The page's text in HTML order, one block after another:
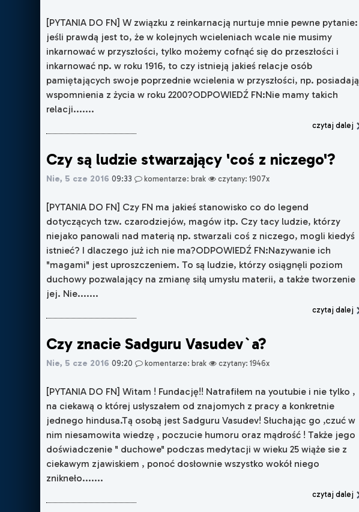
[PYTANIA DO FN] W związku z reinkarnacją nurtuje mnie pewne pytanie:
jeśli prawdą jest to, że w kolejnych wcieleniach wcale nie musimy
inkarnować w przyszłości, tylko możemy cofnąć się do przeszłości i
inkarnować np. w roku 1916, to czy istnieją jakieś relacje osób
pamiętających swoje poprzednie wcielenia w przyszłości, np. posiadają
wspomnienia z życia w roku 2200?ODPOWIEDŹ FN:Nie mamy takich
relacji.......
czytaj dalej
Czy są ludzie stwarzający 'coś z niczego'?
Nie, 5 cze 2016 09:33 komentarze: brak czytany: 1907x
[PYTANIA DO FN] Czy FN ma jakieś stanowisko co do legend
dotyczących tzw. czarodziejów, magów itp. Czy tacy ludzie, którzy
niejako panowali nad materią np. stwarzali coś z niczego, mogli kiedyś
istnieć? I dlaczego już ich nie ma?ODPOWIEDŹ FN:Nazywanie ich
"magami" jest uproszczeniem. To są ludzie, którzy osiągnęli poziom
duchowy pozwalający na zmianę siłą umysłu materii, a także tworzenie
jej. Nie.......
czytaj dalej
Czy znacie Sadguru Vasudev`a?
Nie, 5 cze 2016 09:20 komentarze: brak czytany: 1946x
[PYTANIA DO FN] Witam ! Fundację!! Natrafiłem na youtubie i nie tylko ,
na ciekawą o której usłyszałem od znajomych z pracy a konkretnie
jednego hindusa.Tą osobą jest Sadguru Vasudev! Słuchając go ,czuć w
nim niesamowita wiedzę , poczucie humoru oraz mądrość ! Także jego
doświadczenie " duchowe" podczas medytacji w wieku 25 wiąże sie z
ciekawym zjawiskiem , ponoć dosłownie wszystko wokół niego
znikneło.......
czytaj dalej